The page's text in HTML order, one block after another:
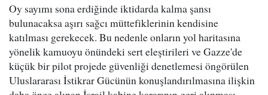
Oy sayımı sona erdiğinde iktidarda kalma şansı
bulunacaksa aşırı sağcı müttefiklerinin kendisine
katılması gerekecek. Bu nedenle onların yol haritasına
yönelik kamuoyu önündeki sert eleştirileri ve Gazze'de
küçük bir pilot projede güvenliği denetlemesi öngörülen
Uluslararası İstikrar Gücünün konuşlandırılmasına ilişkin